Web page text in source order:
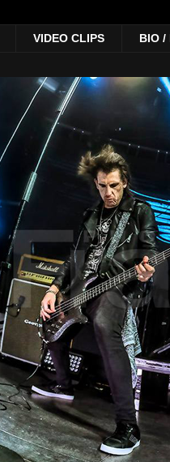
VIDEO CLIPS BIO /